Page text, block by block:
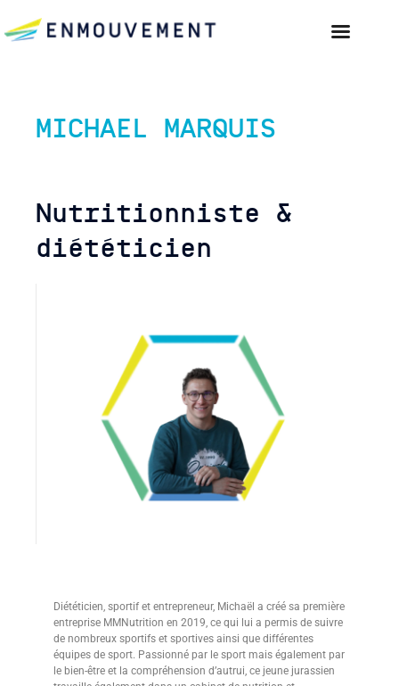
MICHAEL MARQUIS
Nutritionniste &
diététicien
Diététicien, sportif et entrepreneur, Michaël a créé sa première
entreprise MMNutrition en 2019, ce qui lui a permis de suivre
de nombreux sportifs et sportives ainsi que différentes
équipes de sport. Passionné par le sport mais également par
le bien-être et la compréhension d’autrui, ce jeune jurassien